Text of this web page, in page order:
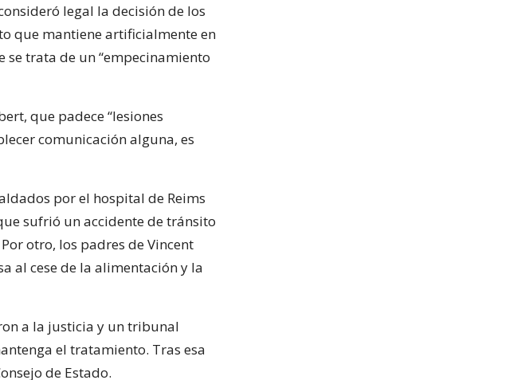
legal la decisión de los
que mantiene artificialmente en
se trata de un “empecinamiento
que padece “lesiones
comunicación alguna, es
por el hospital de Reims
sufrió un accidente de tránsito
otro, los padres de Vincent
al cese de la alimentación y la
a la justicia y un tribunal
el tratamiento. Tras esa
de Estado.